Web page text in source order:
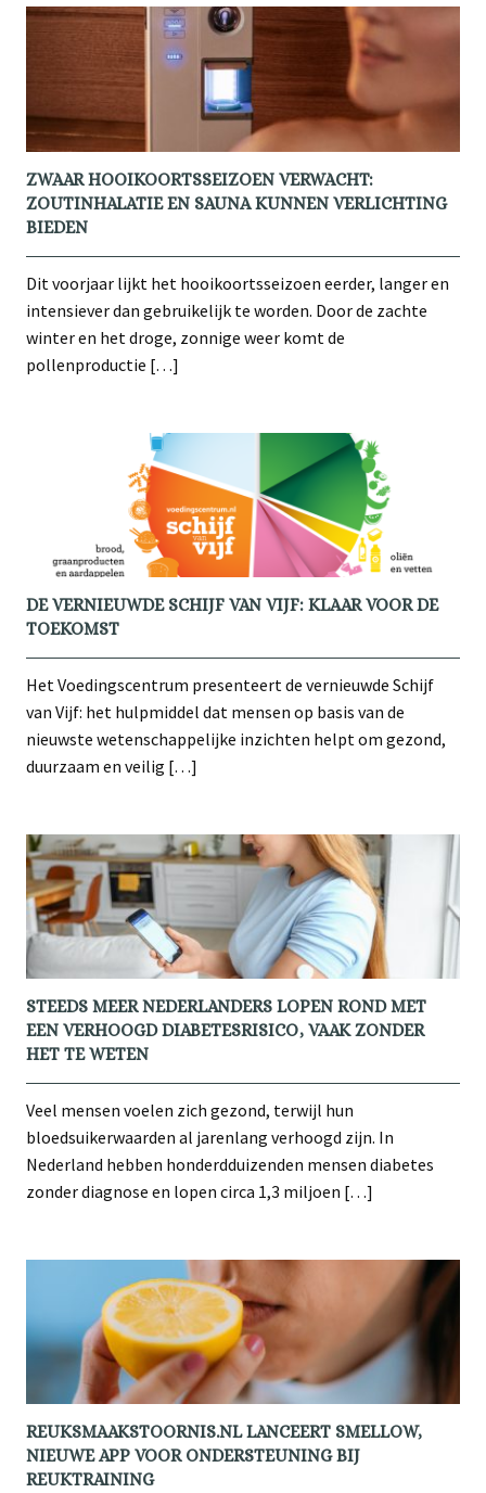
ZWAAR HOOIKOORTSSEIZOEN VERWACHT:
ZOUTINHALATIE EN SAUNA KUNNEN VERLICHTING
BIEDEN
Dit voorjaar lijkt het hooikoortsseizoen eerder, langer en
intensiever dan gebruikelijk te worden. Door de zachte
winter en het droge, zonnige weer komt de
pollenproductie […]
DE VERNIEUWDE SCHIJF VAN VIJF: KLAAR VOOR DE
TOEKOMST
Het Voedingscentrum presenteert de vernieuwde Schijf
van Vijf: het hulpmiddel dat mensen op basis van de
nieuwste wetenschappelijke inzichten helpt om gezond,
duurzaam en veilig […]
STEEDS MEER NEDERLANDERS LOPEN ROND MET
EEN VERHOOGD DIABETESRISICO, VAAK ZONDER
HET TE WETEN
Veel mensen voelen zich gezond, terwijl hun
bloedsuikerwaarden al jarenlang verhoogd zijn. In
Nederland hebben honderdduizenden mensen diabetes
zonder diagnose en lopen circa 1,3 miljoen […]
REUKSMAAKSTOORNIS.NL LANCEERT SMELLOW,
NIEUWE APP VOOR ONDERSTEUNING BIJ
REUKTRAINING